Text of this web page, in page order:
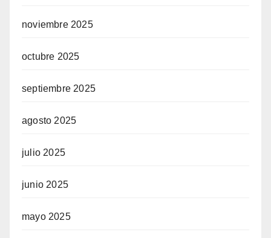
noviembre 2025
octubre 2025
septiembre 2025
agosto 2025
julio 2025
junio 2025
mayo 2025